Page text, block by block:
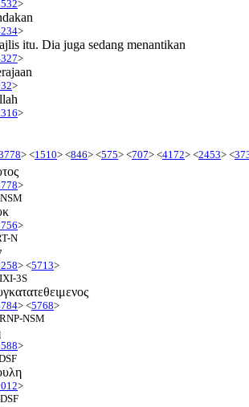
>
>
itu. Dia juga sedang menantikan
>
>
>
> <1510> <846> <575> <707> <4172> <2453> <
>
>
N
> <5713>
3S
> <5768>
NSM
>
>